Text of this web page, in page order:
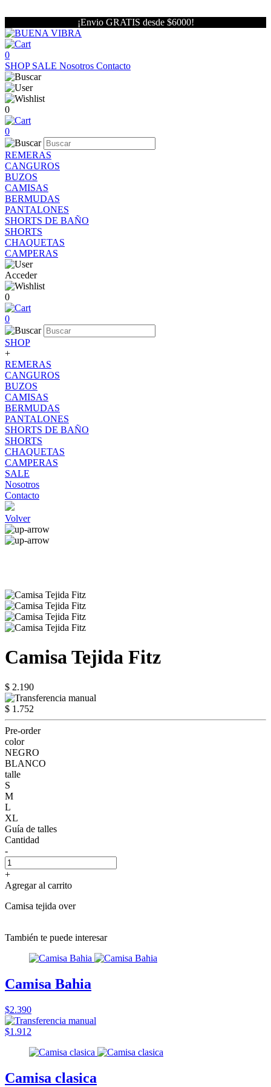
¡Envio GRATIS desde $6000!
0
SHOP SALE Nosotros Contacto
0
0
REMERAS
CANGUROS
BUZOS
CAMISAS
BERMUDAS
PANTALONES
SHORTS DE BAÑO
SHORTS
CHAQUETAS
CAMPERAS
Acceder
0
0
SHOP
+
REMERAS
CANGUROS
BUZOS
CAMISAS
BERMUDAS
PANTALONES
SHORTS DE BAÑO
SHORTS
CHAQUETAS
CAMPERAS
SALE
Nosotros
Contacto
Volver
Camisa Tejida Fitz
$ 2.190
$ 1.752
Pre-order
color
NEGRO
BLANCO
talle
S
M
L
XL
Guía de talles
Cantidad
-
+
Agregar al carrito
Camisa tejida over
También te puede interesar
Camisa Bahia
$2.390
$1.912
Camisa clasica